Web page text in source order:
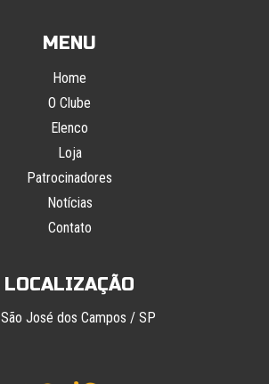
MENU
Home
O Clube
Elenco
Loja
Patrocinadores
Notícias
Contato
LOCALIZAÇÃO
São José dos Campos / SP